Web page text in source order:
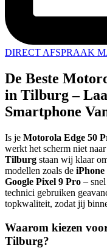
DIRECT AFSPRAAK
De Beste
in Tilburg –
Smartphone
Is je Motorola Edge 50
werkt het scherm niet
Tilburg staan wij klaar
modellen zoals de iPhone
Google Pixel 9 Pro –
technici gebruiken
topkwaliteit, zodat jij
Waarom kiezen
Tilburg?